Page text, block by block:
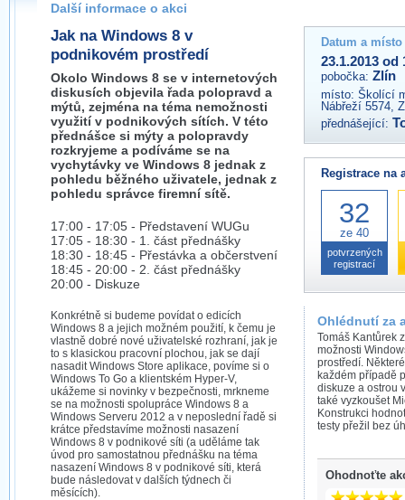
zlin@wug.cz
Další informace o akci
Jak na Windows 8 v
podnikovém prostředí
Okolo Windows 8 se v internetových
diskusích objevila řada polopravd a
mýtů, zejména na téma nemožnosti
využití v podnikových sítích. V této
přednášce si mýty a polopravdy
rozkryjeme a podíváme se na
vychytávky ve Windows 8 jednak z
pohledu běžného uživatele, jednak z
pohledu správce firemní sítě.
17:00 - 17:05 - Představení WUGu
17:05 - 18:30 - 1. část přednášky
18:30 - 18:45 - Přestávka a občerstvení
18:45 - 20:00 - 2. část přednášky
20:00 - Diskuze
Konkrétně si budeme povídat o edicích
Windows 8 a jejich možném použití, k čemu je
vlastně dobré nové uživatelské rozhraní, jak je
to s klasickou pracovní plochou, jak se dají
nasadit Windows Store aplikace, povíme si o
Windows To Go a klientském Hyper-V,
ukážeme si novinky v bezpečnosti, mrkneme
se na možnosti spolupráce Windows 8 a
Windows Serveru 2012 a v neposlední řadě si
krátce představíme možnosti nasazení
Windows 8 v podnikové síti (a uděláme tak
úvod pro samostatnou přednášku na téma
nasazení Windows 8 v podnikové síti, která
bude následovat v dalších týdnech či
měsících).
Datum a
23.1.2013 od
pobočka: Zlín
místo: Školící
Nábřeží 5574,
přednášející:
Registrace na
32
ze 40
potvrzených
registrací
Ohlédnutí za
Tomáš Kantůrek
možnosti
prostředí.
každém případě
diskuze a ostrou
také vyzkoušet
Konstrukci
testy přežil bez
Ohodnoťte